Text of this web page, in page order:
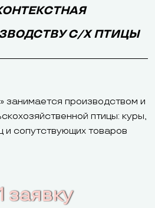
С/Х ПТИЦЫ
занимается производством и
птицы: куры,
и сопутствующих товаров
заявку